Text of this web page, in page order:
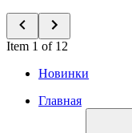
Item 1 of 12
Новинки
Главная